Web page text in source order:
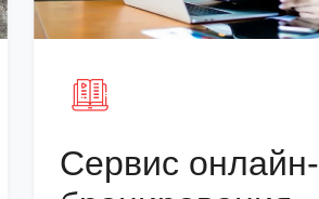
Сервис онлайн-